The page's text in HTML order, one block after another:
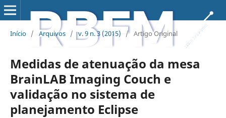
Início / Arquivos / v. 9 n. 3 (2015) / Artigo Original
Medidas de atenuação da mesa
BrainLAB Imaging Couch e
validação no sistema de
planejamento Eclipse